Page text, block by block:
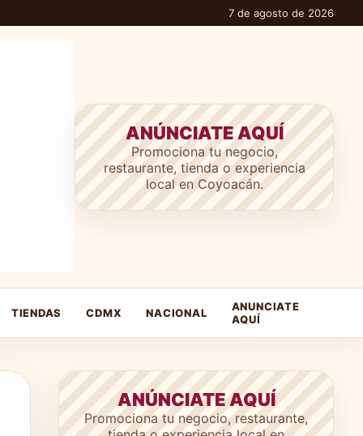
7 de agosto de 2026
ANÚNCIATE AQUÍ
Promociona tu negocio,
restaurante, tienda o experiencia
local en Coyoacán.
TIENDAS CDMX NACIONAL
ANUNCIATE
AQUÍ
ANÚNCIATE AQUÍ
Promociona tu negocio, restaurante,